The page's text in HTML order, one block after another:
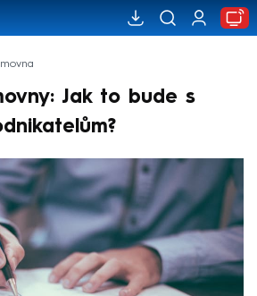
Jak to bude s